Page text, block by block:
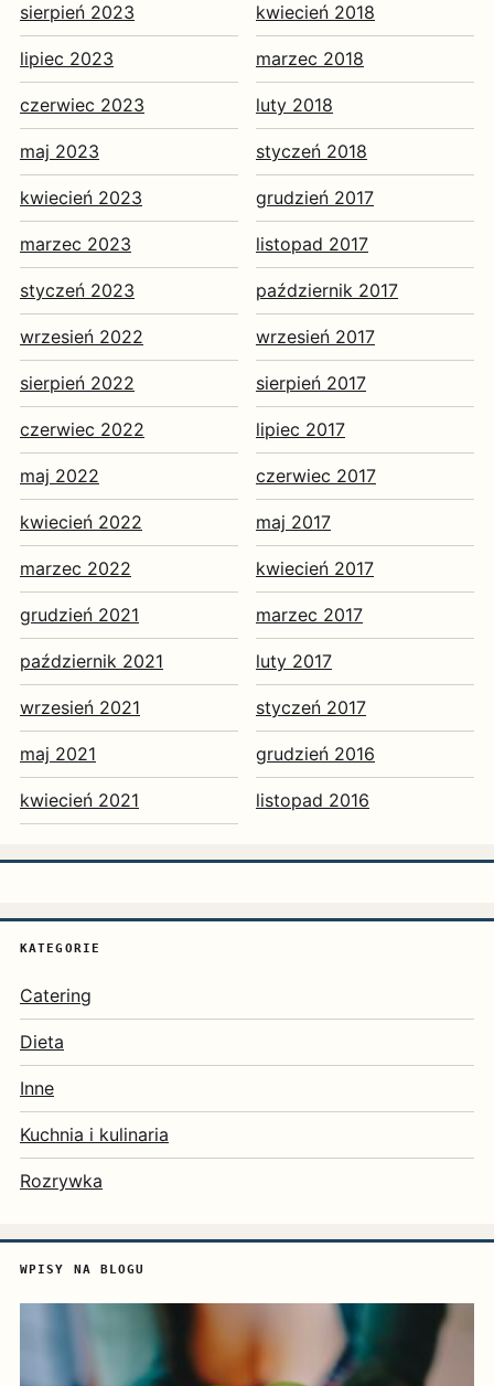
sierpień 2023
lipiec 2023
czerwiec 2023
maj 2023
kwiecień 2023
marzec 2023
styczeń 2023
wrzesień 2022
sierpień 2022
czerwiec 2022
maj 2022
kwiecień 2022
marzec 2022
grudzień 2021
październik 2021
wrzesień 2021
maj 2021
kwiecień 2021
kwiecień 2018
marzec 2018
luty 2018
styczeń 2018
grudzień 2017
listopad 2017
październik 2017
wrzesień 2017
sierpień 2017
lipiec 2017
czerwiec 2017
maj 2017
kwiecień 2017
marzec 2017
luty 2017
styczeń 2017
grudzień 2016
listopad 2016
KATEGORIE
Catering
Dieta
Inne
Kuchnia i kulinaria
Rozrywka
WPISY NA BLOGU